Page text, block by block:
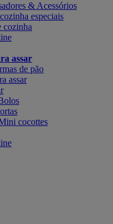
& Acessórios
especiais
cozinha
assar
de pão
assar
cocottes